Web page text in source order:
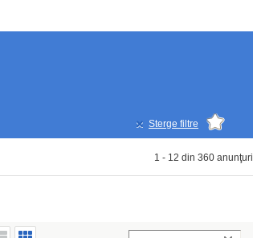
Sterge filtre
1 - 12 din 360 anunţuri